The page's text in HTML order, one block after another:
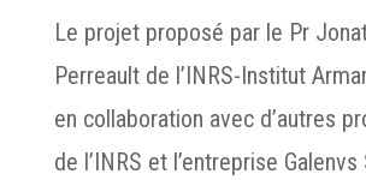
Le projet proposé par le Pr
Perreault de l’INRS-Institut
en collaboration avec d’autres
de l’INRS et l’entreprise